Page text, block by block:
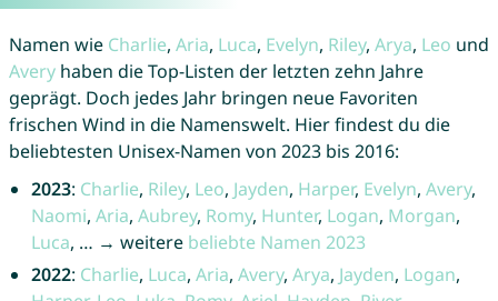
Namen wie Charlie, Aria, Luca, Evelyn, Riley, Arya, Leo und
Averyhaben die Top-Listen der letzten zehn Jahre
geprägt. Doch jedes Jahr bringen neue Favoriten
frischen Wind in die Namenswelt. Hier findest du die
beliebtesten Unisex-Namen von 2023 bis 2016:
2023: Charlie, Riley, Leo, Jayden, Harper, Evelyn, Avery,
Naomi, Aria, Aubrey, Romy, Hunter, Logan, Morgan,
Luca, … → weitere beliebte Namen 2023
2022: Charlie, Luca, Aria, Avery, Arya, Jayden, Logan,